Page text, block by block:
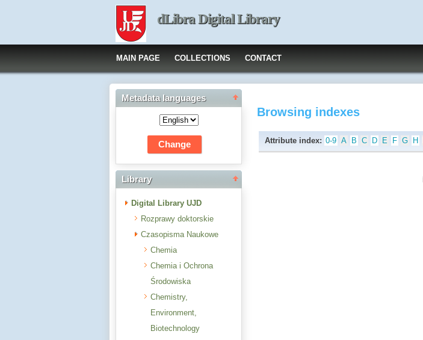
dLibra Digital Library
MAIN PAGE COLLECTIONS CONTACT
Metadata languages
Library
Digital Library UJD
Rozprawy doktorskie
Czasopisma Naukowe
Chemia
Chemia i Ochrona
Środowiska
Chemistry,
Environment,
Biotechnology
Browsing indexes
Attribute index: 0-9 A B C D E F G H